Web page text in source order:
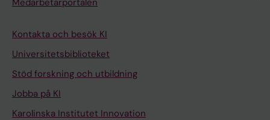
Medarbetarportalen
Kontakta och besök KI
Universitetsbiblioteket
Stöd forskning och utbildning
Jobba på KI
Karolinska Institutet Innovation